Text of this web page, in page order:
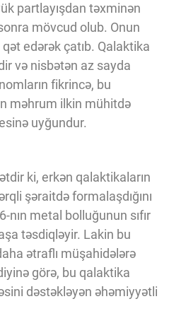
partlayışdan təxminən
mövcud olub. Onun
edərək çatıb. Qalaktika
və nisbətən az sayda
fikrincə, bu
məhrum ilkin mühitdə
uyğundur.
ki, erkən qalaktikaların
şəraitdə formalaşdığını
nın metal bolluğunun sıfır
təsdiqləyir. Lakin bu
ətraflı müşahidələrə
görə, bu qalaktika
dəstəkləyən əhəmiyyətli